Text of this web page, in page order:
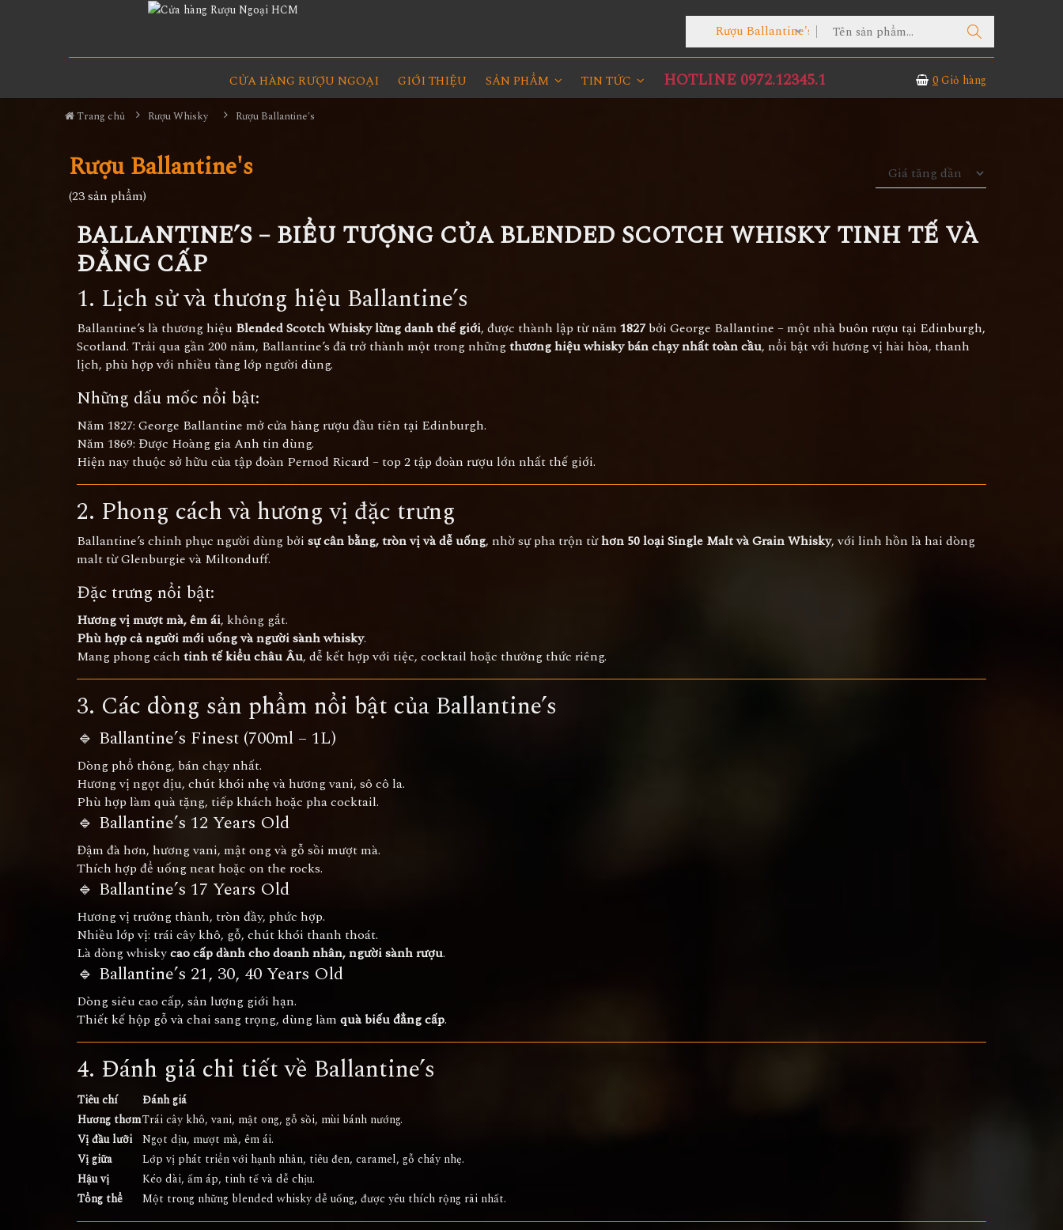
Rượu Ballantine's
CỬA HÀNG RƯỢU NGOẠI GIỚI THIỆU SẢN PHẨM TIN TỨC HOTLINE 0972.12345.1 0Giỏ hàng
Trang chủ Rượu Whisky Rượu Ballantine's
Rượu Ballantine's
(23 sản phẩm)
BALLANTINE’S – BIỂU TƯỢNG CỦA BLENDED SCOTCH WHISKY TINH TẾ VÀ
ĐẲNG CẤP
1. Lịch sử và thương hiệu Ballantine’s
Ballantine’s là thương hiệu Blended Scotch Whisky lừng danh thế giới, được thành lập từ năm 1827bởi George Ballantine – một nhà buôn rượu tại Edinburgh,
Scotland. Trải qua gần 200 năm, Ballantine’s đã trở thành một trong nhữngthương hiệu whisky bán chạy nhất toàn cầu, nổi bật với hương vị hài hòa, thanh
lịch, phù hợp với nhiều tầng lớp người dùng.
Những dấu mốc nổi bật:
Năm 1827: George Ballantine mở cửa hàng rượu đầu tiên tại Edinburgh.
Năm 1869: Được Hoàng gia Anh tin dùng.
Hiện nay thuộc sở hữu của tập đoàn Pernod Ricard – top 2 tập đoàn rượu lớn nhất thế giới.
2. Phong cách và hương vị đặc trưng
Ballantine’s chinh phục người dùng bởi sự cân bằng, tròn vị và dễ uống, nhờ sự pha trộn từhơn 50 loại Single Malt và Grain Whisky, với linh hồn là hai dòng
malt từ Glenburgie và Miltonduff.
Đặc trưng nổi bật:
Hương vị mượt mà, êm ái, không gắt.
Phù hợp cả người mới uống và người sành whisky.
Mang phong cách tinh tế kiểu châu Âu, dễ kết hợp với tiệc, cocktail hoặc thưởng thức riêng.
3. Các dòng sản phẩm nổi bật của Ballantine’s
🔹 Ballantine’s Finest (700ml – 1L)
Dòng phổ thông, bán chạy nhất.
Hương vị ngọt dịu, chút khói nhẹ và hương vani, sô cô la.
Phù hợp làm quà tặng, tiếp khách hoặc pha cocktail.
🔹 Ballantine’s 12 Years Old
Đậm đà hơn, hương vani, mật ong và gỗ sồi mượt mà.
Thích hợp để uống neat hoặc on the rocks.
🔹 Ballantine’s 17 Years Old
Hương vị trưởng thành, tròn đầy, phức hợp.
Nhiều lớp vị: trái cây khô, gỗ, chút khói thanh thoát.
Là dòng whiskycao cấp dành cho doanh nhân, người sành rượu.
🔹 Ballantine’s 21, 30, 40 Years Old
Dòng siêu cao cấp, sản lượng giới hạn.
Thiết kế hộp gỗ và chai sang trọng, dùng làm quà biếu đẳng cấp.
4. Đánh giá chi tiết về Ballantine’s
Tiêu chí
Đánh giá
Hương thơmTrái cây khô, vani, mật ong, gỗ sồi, mùi bánh nướng.
Vị đầu lưỡi
Ngọt dịu, mượt mà, êm ái.
Vị giữa
Lớp vị phát triển với hạnh nhân, tiêu đen, caramel, gỗ cháy nhẹ.
Hậu vị
Kéo dài, ấm áp, tinh tế và dễ chịu.
Tổng thể
Một trong những blended whisky dễ uống, được yêu thích rộng rãi nhất.